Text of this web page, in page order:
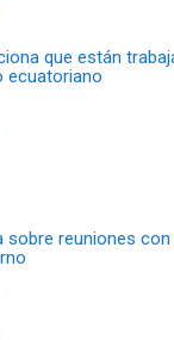
que están
ecuatoriano
sobre reuniones con